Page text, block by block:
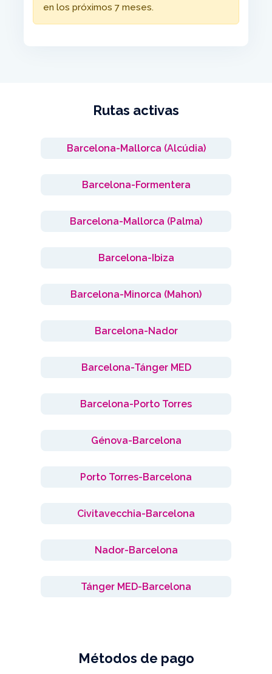
en los próximos 7 meses.
Rutas activas
Barcelona-Mallorca (Alcúdia)
Barcelona-Formentera
Barcelona-Mallorca (Palma)
Barcelona-Ibiza
Barcelona-Minorca (Mahon)
Barcelona-Nador
Barcelona-Tánger MED
Barcelona-Porto Torres
Génova-Barcelona
Porto Torres-Barcelona
Civitavecchia-Barcelona
Nador-Barcelona
Tánger MED-Barcelona
Métodos de pago